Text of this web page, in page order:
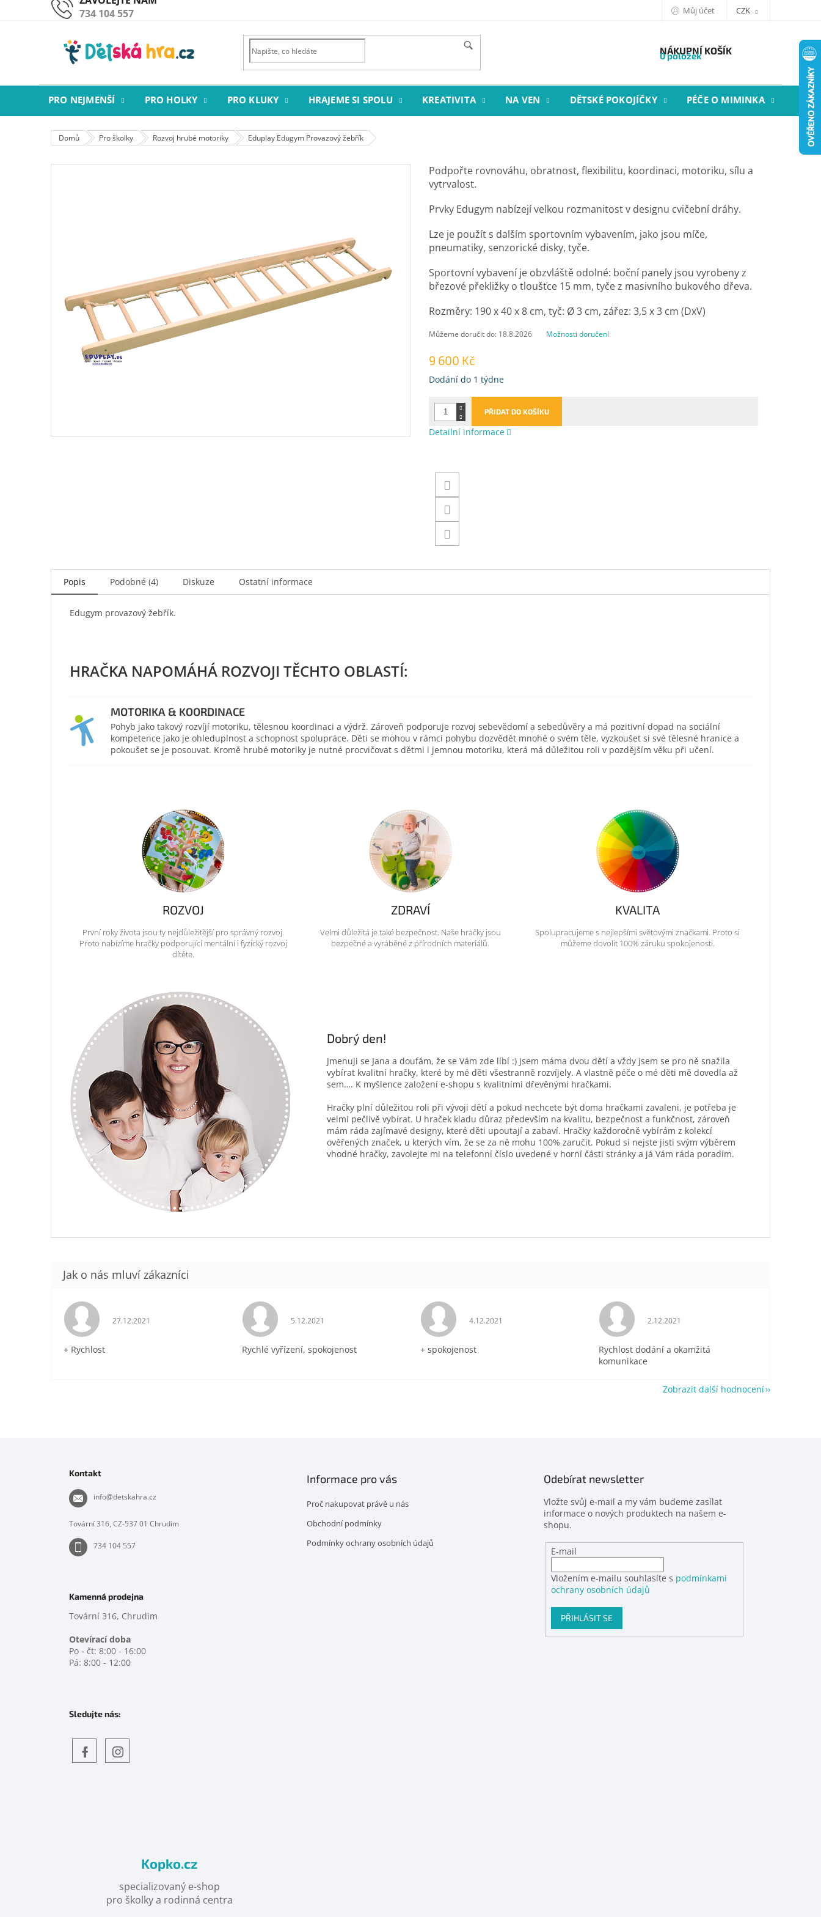
734 104 557 Můj účet CZK
NÁKUPNÍ KOŠÍK
0 položek
PRO NEJMENŠÍ PRO HOLKY PRO KLUKY HRAJEME SI SPOLU KREATIVITA NA VEN DĚTSKÉ POKOJÍČKY PÉČE O MIMINKA
Domů Pro školky Rozvoj hrubé motoriky Eduplay Edugym Provazový žebřík
9 600 Kč
Měrná
Dodání do 1 týdne
Můžeme doručit do: 18.8.2026 Možnosti doručení
PŘIDAT DO KOŠÍKU
Podpořte rovnováhu, obratnost, flexibilitu, koordinaci, motoriku, sílu a
vytrvalost.
Prvky Edugym nabízejí velkou rozmanitost v designu cvičební dráhy.
Lze je použít s dalším sportovním vybavením, jako jsou míče,
pneumatiky, senzorické disky, tyče.
Sportovní vybavení je obzvláště odolné: boční panely jsou vyrobeny z
březové překližky o tloušťce 15 mm, tyče z masivního bukového dřeva.
Rozměry: 190 x 40 x 8 cm, tyč: Ø 3 cm, zářez: 3,5 x 3 cm (DxV)
Detailní informace
Popis Podobné (4) Diskuze Ostatní informace
Edugym provazový žebřík.
MOTORIKA & KOORDINACE
Pohyb jako takový rozvíjí motoriku, tělesnou koordinaci a výdrž. Zároveň podporuje rozvoj sebevědomí a sebedůvěry a má pozitivní dopad na sociální
kompetence jako je ohleduplnost a schopnost spolupráce. Děti se mohou v rámci pohybu dozvědět mnohé o svém těle, vyzkoušet si své tělesné hranice a
pokoušet se je posouvat. Kromě hrubé motoriky je nutné procvičovat s dětmi i jemnou motoriku, která má důležitou roli v pozdějším věku při učení.
ROZVOJ
První roky života jsou ty nejdůležitější pro správný rozvoj.
Proto nabízíme hračky podporující mentální i fyzický rozvoj
dítěte.
ZDRAVÍ
Velmi důležitá je také bezpečnost. Naše hračky jsou
bezpečné a vyráběné z přírodních materiálů.
KVALITA
Spolupracujeme s nejlepšími světovými značkami. Proto si
můžeme dovolit 100% záruku spokojenosti.
Dobrý den!
Jmenuji se Jana a doufám, že se Vám zde líbí :) Jsem máma dvou dětí a vždy jsem se pro ně snažila
vybírat kvalitní hračky, které by mé děti všestranně rozvíjely. A vlastně péče o mé děti mě dovedla až
sem…. K myšlence založení e-shopu s kvalitními dřevěnými hračkami.
Hračky plní důležitou roli při vývoji dětí a pokud nechcete být doma hračkami zavaleni, je potřeba je
velmi pečlivě vybírat. U hraček kladu důraz především na kvalitu, bezpečnost a funkčnost, zároveň
mám ráda zajímavé designy, které děti upoutají a zabaví. Hračky každoročně vybírám z kolekcí
ověřených značek, u kterých vím, že se za ně mohu 100% zaručit. Pokud si nejste jisti svým výběrem
vhodné hračky, zavolejte mi na telefonní číslo uvedené v horní části stránky a já Vám ráda poradím.
Hodnocení obchodu je 5 z 5 hvězdiček.
27.12.2021
+ Rychlost
Hodnocení obchodu je 5 z 5 hvězdiček.
5.12.2021
Rychlé vyřízení, spokojenost
Hodnocení obchodu je 5 z 5 hvězdiček.
4.12.2021
+ spokojenost
Hodnocení obchodu je 5 z 5 hvězdiček.
2.12.2021
Rychlost dodání a okamžitá
komunikace
Zobrazit další hodnocení
Kontakt
info@detskahra.cz
Tovární 316, CZ-537 01 Chrudim
734 104 557
Kamenná prodejna
Tovární 316, Chrudim
Otevírací doba
Po - čt: 8:00 - 16:00
Pá: 8:00 - 12:00
Sledujte nás:
Informace pro vás
Proč nakupovat právě u nás
Obchodní podmínky
Podmínky ochrany osobních údajů
Odebírat newsletter
Vložte svůj e-mail a my vám budeme zasílat
informace o nových produktech na našem e-
shopu.
E-mail
Vložením e-mailu souhlasíte s podmínkami
ochrany osobních údajů
PŘIHLÁSIT SE
Kopko.cz
specializovaný e-shop
pro školky a rodinná centra